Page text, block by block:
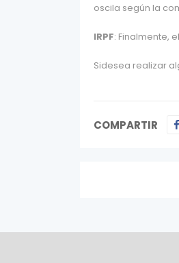
oscila según la
IRPF: Finalmente,
Sidesea realizar
COMPARTIR